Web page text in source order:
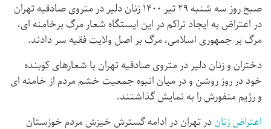
صبح روز سه شنبه ۲۹ تیر ۱۴۰۰ زنان دلیر در متروی صادقیه تهران
در اعتراض به ایجاد تراکم در این ایستگاه شعار مرگ برخامنه ای،
مرگ بر جمهوری اسلامی، مرگ بر اصل ولایت فقیه سر دادند.
دختران و زنان دلیر در متروی صادقیه تهران با شعارهای کوبنده
خود در روز روشن و در میان انبوه جمعیت خشم مردم از خامنه ای
و رژیم منفورش را به نمایش گذاشتند.
اعتراض زناندر تهران در ادامه گسترش خیزش مردم خوزستان